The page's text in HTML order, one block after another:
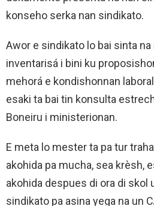
konseho serka nan sindikato.
Awor e sindikato lo bai sinta na
inventarisá i bini ku
mehorá e kondishonnan
esaki ta bai tin konsulta
Boneiru i ministerionan.
E meta lo mester ta pa tur
akohida pa mucha, sea krèsh,
akohida despues di ora di skol
sindikato pa asina yega na un